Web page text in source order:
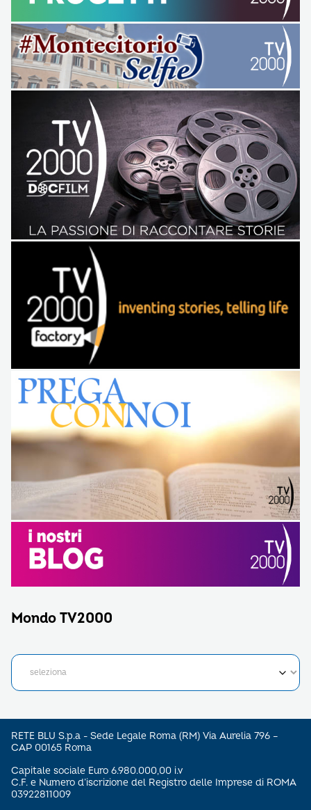
Mondo TV2000
RETE BLU S.p.a - Sede Legale Roma (RM) Via Aurelia 796 –
CAP 00165 Roma
Capitale sociale Euro 6.980.000,00 i.v
C.F. e Numero d’iscrizione del Registro delle Imprese di ROMA
03922811009